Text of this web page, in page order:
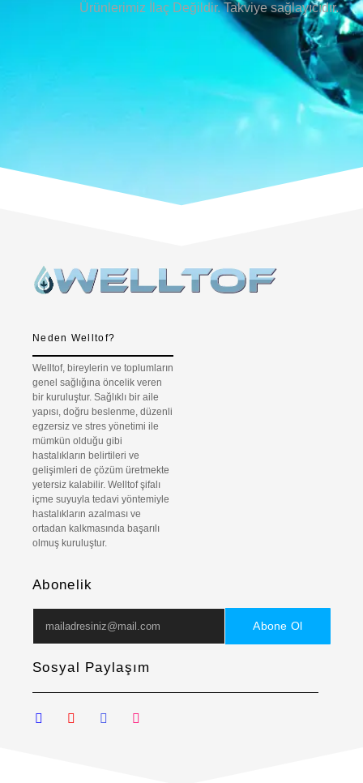
Ürünlerimiz İlaç Değildir. Takviye sağlayıcıdır.
Neden Welltof?
Welltof, bireylerin ve toplumların
genel sağlığına öncelik veren
bir kuruluştur. Sağlıklı bir aile
yapısı, doğru beslenme, düzenli
egzersiz ve stres yönetimi ile
mümkün olduğu gibi
hastalıkların belirtileri ve
gelişimleri de çözüm üretmekte
yetersiz kalabilir. Welltof şifalı
içme suyuyla tedavi yöntemiyle
hastalıkların azalması ve
ortadan kalkmasında başarılı
olmuş kuruluştur.
Abonelik
Abone Ol
Sosyal Paylaşım